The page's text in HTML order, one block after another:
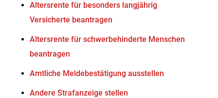
Altersrente für besonders langjährig
Versicherte beantragen
Altersrente für schwerbehinderte Menschen
beantragen
Amtliche Meldebestätigung ausstellen
Andere Strafanzeige stellen